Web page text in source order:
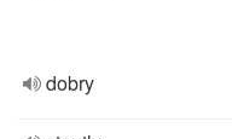
dobry